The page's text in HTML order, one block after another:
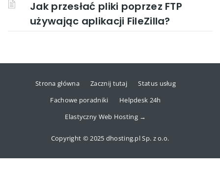
Jak przesłać pliki poprzez FTP
używając aplikacji FileZilla?
Strona główna Zacznij tutaj
Status usług
Fachowe poradniki
Helpdesk 24h
Elastyczny Web Hosting →
Copyright © 2025 dhosting.pl Sp. z o.o.